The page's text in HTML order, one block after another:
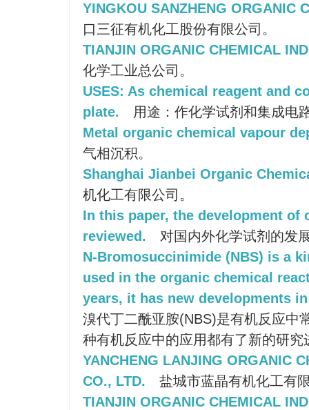
YINGKOU SANZHENG ORGANIC
口三征有机化工股份有限公司。
TIANJIN ORGANIC CHEMICAL
化学工业总公司。
USES: As chemical reagent and
plate.
用途：作化学试剂和集成电
Metal organic chemical vapour
气相沉积。
Shanghai Jianbei Organic
机化工有限公司。
In this paper, the development of
reviewed.
对国内外化学试剂的发
N-Bromosuccinimide (NBS) is a
used in the organic chemical
years, it has new developments
溴代丁二酰亚胺(NBS)是有机反应中
种有机反应中的应用都有了新的研究
YANCHENG LANJING ORGANIC
CO., LTD.
盐城市蓝晶有机化工有
TIANJIN ORGANIC CHEMICAL